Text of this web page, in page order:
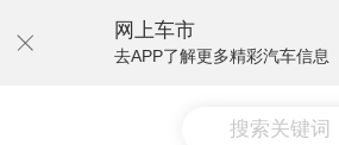
网上车市
去APP了解更多精彩汽车信息
搜索关键词